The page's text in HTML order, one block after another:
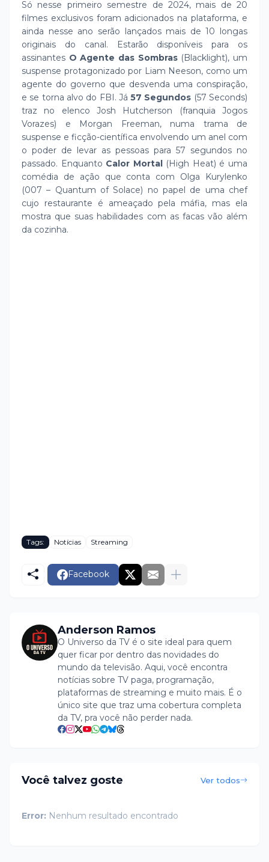
Só nesse primeiro semestre de 2024, mais de 20
filmes exclusivos foram adicionados na plataforma, e
ainda nesse ano serão lançados mais de 10 longas
originais do canal. Estarão disponíveis para os
assinantes O Agente das Sombras (Blacklight), um
suspense protagonizado por Liam Neeson, como um
agente do governo que desvenda uma conspiração,
e se torna alvo do FBI. Já57 Segundos (57 Seconds)
traz no elenco Josh Hutcherson (franquia Jogos
Vorazes) e Morgan Freeman, numa trama de
suspense e ficção-científica envolvendo um anel com
o poder de levar as pessoas para 57 segundos no
passado. Enquanto Calor Mortal(High Heat) é uma
comédia de ação que conta com Olga Kurylenko
(007 – Quantum of Solace) no papel de uma chef
cujo restaurante é ameaçado pela máfia, mas ela
mostra que suas habilidades com as facas vão além
da cozinha.
Tags: Notícias Streaming
Facebook
Anderson Ramos
O Universo da TV é o site ideal para quem
quer ficar por dentro das novidades do
mundo da televisão. Aqui, você encontra
notícias sobre TV paga, programação,
plataformas de streaming e muito mais. É o
único site que traz uma cobertura completa
da TV, pra você não perder nada.
Você talvez goste Ver todos
Error: Nenhum resultado encontrado